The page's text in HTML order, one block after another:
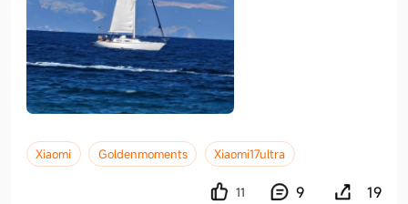
Xiaomi Goldenmoments Xiaomi17ultra
11 9 19